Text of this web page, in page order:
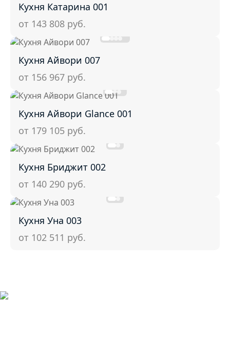
Кухня Катарина 001
от 143 808 руб.
Кухня Айвори 007
от 156 967 руб.
Кухня Айвори Glance 001
от 179 105 руб.
Кухня Бриджит 002
от 140 290 руб.
Кухня Уна 003
от 102 511 руб.